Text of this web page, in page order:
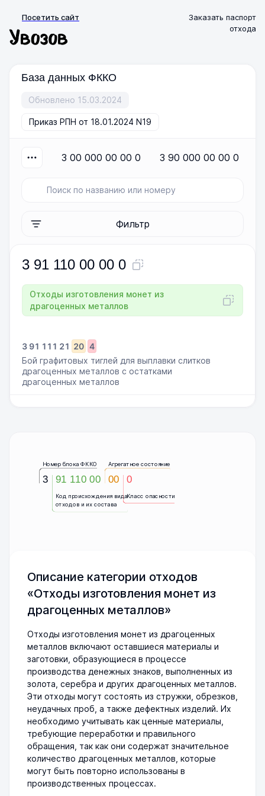
Посетить сайт
Заказать паспорт
отхода
База данных ФККО
Обновлено 15.03.2024
Приказ РПН от 18.01.2024 N19
3 00 000 00 00 0 3 90 000 00 00 0
Фильтр
3 91 110 00 00 0
Отходы изготовления монет из
драгоценных металлов
3 91 111 21 20 4
Бой графитовых тиглей для выплавки слитков
драгоценных металлов с остатками
драгоценных металлов
3
Номер блока ФККО
Код происхождения вида
отходов и их состава
91 110 00
Агрегатное состояние
00
Класс опасности
0
Описание категории отходов
«Отходы изготовления монет из
драгоценных металлов»
Отходы изготовления монет из драгоценных
металлов включают оставшиеся материалы и
заготовки, образующиеся в процессе
производства денежных знаков, выполненных из
золота, серебра и других драгоценных металлов.
Эти отходы могут состоять из стружки, обрезков,
неудачных проб, а также дефектных изделий. Их
необходимо учитывать как ценные материалы,
требующие переработки и правильного
обращения, так как они содержат значительное
количество драгоценных металлов, которые
могут быть повторно использованы в
производственных процессах.